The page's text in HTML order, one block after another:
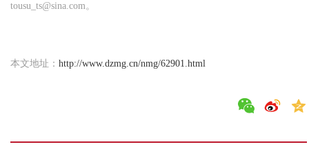
tousu_ts@sina.com。
本文地址： http://www.dzmg.cn/nmg/62901.html